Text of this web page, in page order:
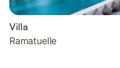
Villa
Ramatuelle